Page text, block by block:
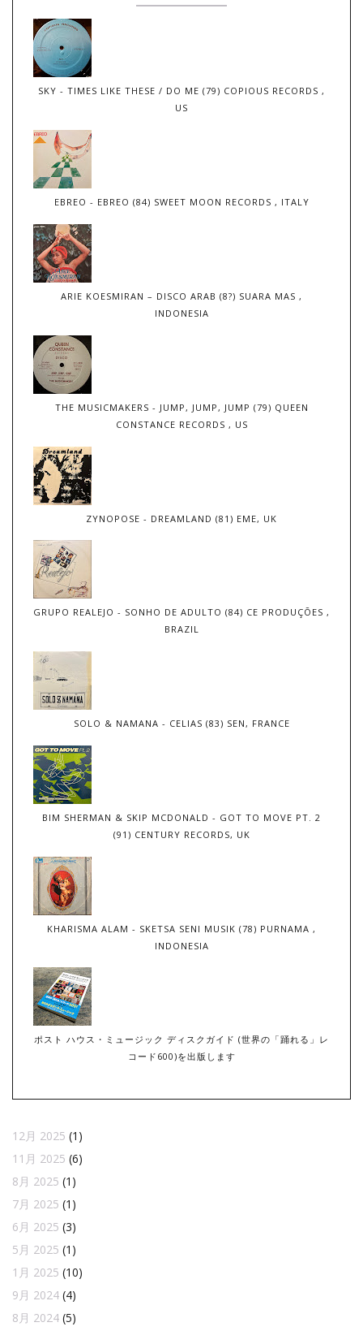
SKY - TIMES LIKE THESE / DO ME (79) COPIOUS RECORDS ,
US
EBREO - EBREO (84) SWEET MOON RECORDS , ITALY
ARIE KOESMIRAN – DISCO ARAB (8?) SUARA MAS ,
INDONESIA
THE MUSICMAKERS - JUMP, JUMP, JUMP (79) QUEEN
CONSTANCE RECORDS , US
ZYNOPOSE - DREAMLAND (81) EME, UK
GRUPO REALEJO - SONHO DE ADULTO (84) CE PRODUÇÕES ,
BRAZIL
SOLO & NAMANA - CELIAS (83) SEN, FRANCE
BIM SHERMAN & SKIP MCDONALD - GOT TO MOVE PT. 2
(91) CENTURY RECORDS, UK
KHARISMA ALAM - SKETSA SENI MUSIK (78) PURNAMA ,
INDONESIA
ポスト ハウス・ミュージック ディスクガイド (世界の「踊れる」レ
コード600)を出版します
12月 2025 (1)
11月 2025 (6)
8月 2025 (1)
7月 2025 (1)
6月 2025 (3)
5月 2025 (1)
1月 2025 (10)
9月 2024 (4)
8月 2024 (5)